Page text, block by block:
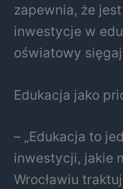
zapewnia, że
inwestycje w
oświatowy
Edukacja jako
– „Edukacja to
inwestycji, jakie
Wrocławiu